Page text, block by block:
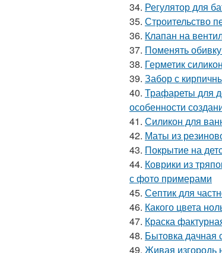
34. Регулятор для
35. Строительство
36. Клапан на
37. Поменять
38. Герметик
39. Забор с
40. Трафареты для
особенности
41. Силикон для
42. Маты из
43. Покрытие на
44. Коврики из
с фото примерами
45. Септик для
46. Какого цвета
47. Краска
48. Бытовка дачная
49. Живая изгородь